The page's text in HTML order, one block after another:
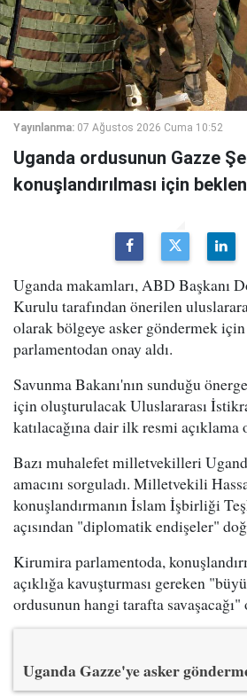
Yayınlanma: 07 Ağustos 2026 Cuma 10:52
Uganda ordusunun Gazze
konuşlandırılması için
Uganda makamları, ABD Başkanı
Kurulu tarafından önerilen
olarak bölgeye asker göndermek
parlamentodan onay aldı.
Savunma Bakanı'nın sunduğu
için oluşturulacak Uluslararası
katılacağına dair ilk resmi açıklama
Bazı muhalefet milletvekilleri
amacını sorguladı. Milletvekili
konuşlandırmanın İslam İşbirliği
açısından "diplomatik endişeler"
Kirumira parlamentoda,
açıklığa kavuşturması gereken
ordusunun hangi tarafta
Uganda Gazze'ye asker